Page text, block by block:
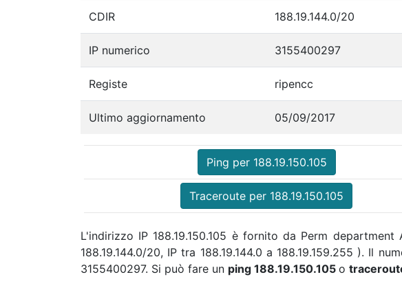
CDIR 188.19.144.0/20
IP numerico 3155400297
Registe ripencc
Ultimo aggiornamento 05/09/2017
Ping per 188.19.150.105
Traceroute per 188.19.150.105
L'indirizzo IP 188.19.150.105 è fornito da Perm
188.19.144.0/20, IP tra 188.19.144.0 a 188.19.159.255 ). Il
3155400297. Si può fare un ping 188.19.150.105 o